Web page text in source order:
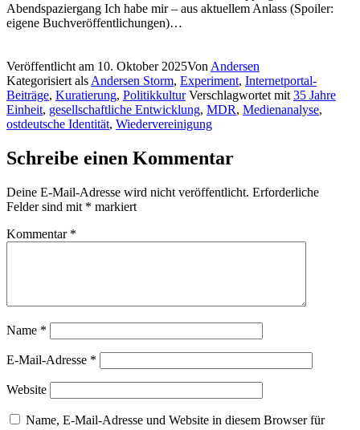
Abendspaziergang Ich habe mir – aus aktuellem Anlass (Spoiler:
eigene Buchveröffentlichungen)…
Veröffentlicht am 10. Oktober 2025Von Andersen
Kategorisiert als Andersen Storm, Experiment, Internetportal-
Beiträge, Kuratierung, Politikkultur Verschlagwortet mit 35 Jahre
Einheit, gesellschaftliche Entwicklung, MDR, Medienanalyse,
ostdeutsche Identität, Wiedervereinigung
Schreibe einen Kommentar
Deine E-Mail-Adresse wird nicht veröffentlicht. Erforderliche
Felder sind mit * markiert
Kommentar *
Name *
E-Mail-Adresse *
Website
Name, E-Mail-Adresse und Website in diesem Browser für